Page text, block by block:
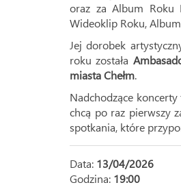
oraz za Album Roku
Wideoklip Roku,
Jej dorobek
roku została
miasta Chełm.
Nadchodzące
chcą po raz pierwszy
spotkania, które
Data: 13/04/2026
Godzina: 19:00